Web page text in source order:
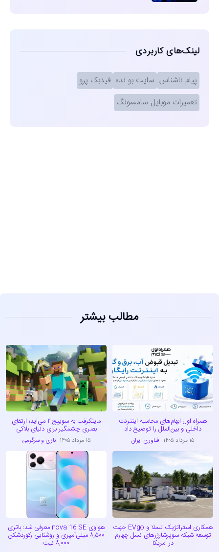
لینک‌های کاربردی
پیام ناشناس سایت بو نده فیدبک پرو
تعمیرات موبایل سامسونگ
مطالب بیشتر
همراه اول ابهام‌های محاسبه اینترنت
داخلی و بین‌الملل را توضیح داد
۱۵ مرداد ۱۴۰۵ فناوری ایران
ماینکرفت به سوییچ ۲ می‌آید؛ ارتقای
بصری چشمگیر برای دنیای بلاکی
۱۵ مرداد ۱۴۰۵ بازی و سرگرمی
همکاری استراتژیک تسلا و EVgo جهت
توسعه شبکه سوپرشارژرهای نسل چهارم
در آمریکا
هواوی nova 16 SE معرفی شد: باتری
۸,۵۰۰ میلی‌آمپری و روشنایی رکوردشکن
۸,۰۰۰ نیت